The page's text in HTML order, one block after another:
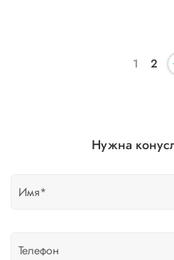
1 2
Нужна